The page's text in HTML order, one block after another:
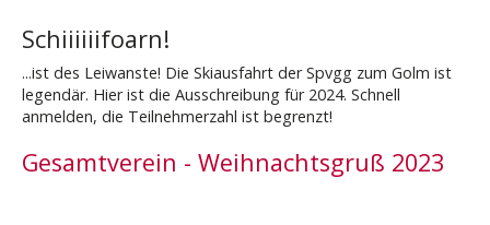
Schiiiiiifoarn!
...ist des Leiwanste! Die Skiausfahrt der Spvgg zum Golm ist
legendär. Hier ist die Ausschreibung für 2024. Schnell
anmelden, die Teilnehmerzahl ist begrenzt!
Gesamtverein - Weihnachtsgruß 2023